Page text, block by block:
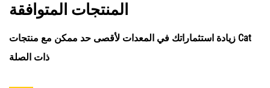
المنتجات المتوافقة
زيادة استثماراتك في المعدات لأقصى حد ممكن مع منتجات Cat
ذات الصلة